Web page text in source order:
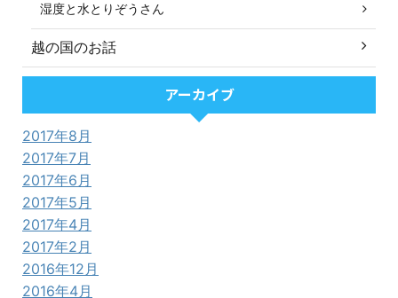
湿度と水とりぞうさん
越の国のお話
アーカイブ
2017年8月
2017年7月
2017年6月
2017年5月
2017年4月
2017年2月
2016年12月
2016年4月